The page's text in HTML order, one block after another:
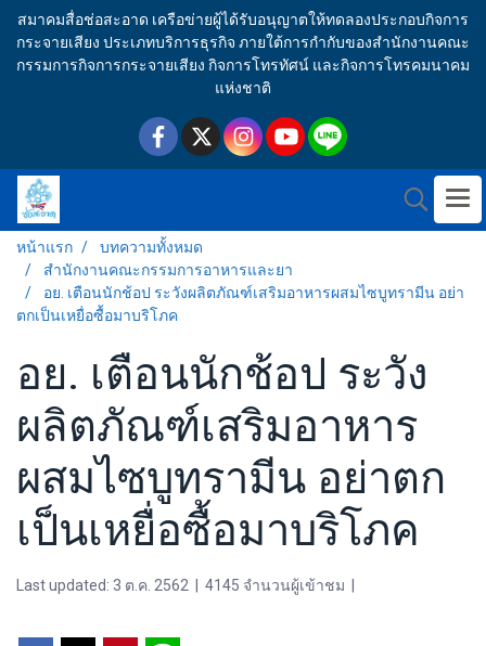
สมาคมสื่อช่อสะอาด เครือข่ายผู้ได้รับอนุญาตให้ทดลองประกอบกิจการ
กระจายเสียง ประเภทบริการธุรกิจ ภายใต้การกำกับของสำนักงานคณะ
กรรมการกิจการกระจายเสียง กิจการโทรทัศน์ และกิจการโทรคมนาคม
แห่งชาติ
หน้าแรก
บทความทั้งหมด
สำนักงานคณะกรรมการอาหารและยา
อย. เตือนนักช้อป ระวังผลิตภัณฑ์เสริมอาหารผสมไซบูทรามีน อย่า
ตกเป็นเหยื่อซื้อมาบริโภค
อย. เตือนนักช้อป ระวัง
ผลิตภัณฑ์เสริมอาหาร
ผสมไซบูทรามีน อย่าตก
เป็นเหยื่อซื้อมาบริโภค
Last updated: 3 ต.ค. 2562 4145 จำนวนผู้เข้าชม